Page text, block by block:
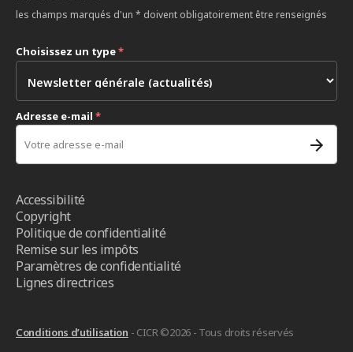
les champs marqués d'un * doivent obligatoirement être renseignés
Choisissez un type*
Adresse e-mail *
Accessibilité
Copyright
Politique de confidentialité
Remise sur les impôts
Paramètres de confidentialité
Lignes directrices
Conditions d’utilisation - CICR ©2026 - Tous droits réservés